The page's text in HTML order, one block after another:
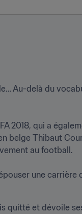
Au-delà du
2018, qui a
belge Thibaut
au football.
une carrière
quitté et dévoile